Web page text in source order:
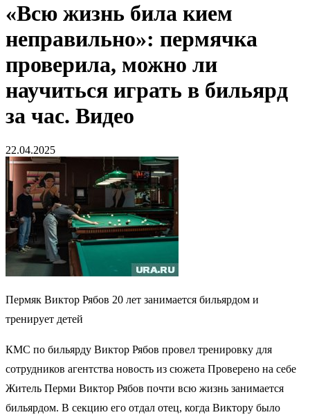
«Всю жизнь била кием
неправильно»: пермячка
проверила, можно ли
научиться играть в бильярд
за час. Видео
22.04.2025
Пермяк Виктор Рябов 20 лет занимается бильярдом и
тренирует детей
КМС по бильярду Виктор Рябов провел тренировку для
сотрудников агентства новость из сюжета Проверено на себе
Житель Перми Виктор Рябов почти всю жизнь занимается
бильярдом. В секцию его отдал отец, когда Виктору было